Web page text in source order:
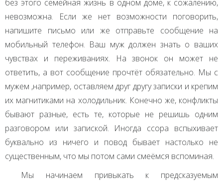
без этого семейная жизнь в одном доме, к сожалению,
невозможна. Если же нет возможности поговорить,
напишите письмо или же отправьте сообщение на
мобильный телефон. Ваш муж должен знать о ваших
чувствах и переживаниях. На звонок он может не
ответить, а вот сообщение прочтёт обязательно. Мы с
мужем ,например, оставляем друг другу записки и крепим
их магнитиками на холодильник. Конечно же, конфликты
бывают разные, есть те, которые не решишь одним
разговором или запиской. Иногда ссора вспыхивает
буквально из ничего и повод бывает настолько не
существенным, что мы потом сами смеёмся вспоминая.
Мы начинаем привыкать к предсказуемым